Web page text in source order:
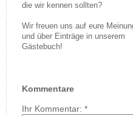
die wir kennen sollten?
Wir freuen uns auf eure
und über Einträge in unserem
Gästebuch!
Kommentare
Ihr Kommentar: *